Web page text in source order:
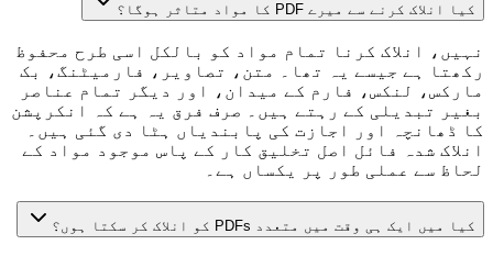
کیا انلاک کرنے سے میرے PDF کا مواد متاثر ہوگا؟
نہیں، انلاک کرنا تمام مواد کو بالکل اسی طرح محفوظ
رکھتا ہے جیسے یہ تھا۔ متن، تصاویر، فارمیٹنگ، بک
مارکس، لنکس، فارم کے میدان، اور دیگر تمام عناصر
بغیر تبدیلی کے رہتے ہیں۔ صرف فرق یہ ہے کہ انکرپشن
کا ڈھانچہ اور اجازت کی پابندیاں ہٹا دی گئی ہیں۔
انلاک شدہ فائل اصل تخلیق کار کے پاس موجود مواد کے
لحاظ سے عملی طور پر یکساں ہے۔
کیا میں ایک ہی وقت میں متعدد PDFs کو انلاک کر سکتا ہوں؟